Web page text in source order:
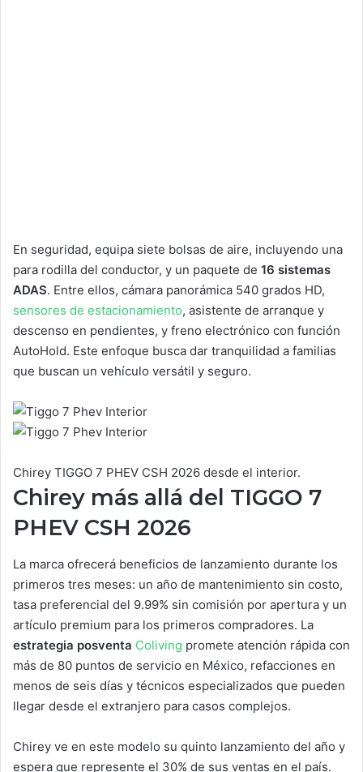
En seguridad, equipa siete bolsas de aire, incluyendo una
para rodilla del conductor, y un paquete de 16 sistemas
ADAS. Entre ellos, cámara panorámica 540 grados HD,
sensores de estacionamiento, asistente de arranque y
descenso en pendientes, y freno electrónico con función
AutoHold. Este enfoque busca dar tranquilidad a familias
que buscan un vehículo versátil y seguro.
Chirey TIGGO 7 PHEV CSH 2026 desde el interior.
Chirey más allá del TIGGO 7
PHEV CSH 2026
La marca ofrecerá beneficios de lanzamiento durante los
primeros tres meses: un año de mantenimiento sin costo,
tasa preferencial del 9.99% sin comisión por apertura y un
artículo premium para los primeros compradores. La
estrategia posventa Coliving promete atención rápida con
más de 80 puntos de servicio en México, refacciones en
menos de seis días y técnicos especializados que pueden
llegar desde el extranjero para casos complejos.
Chirey ve en este modelo su quinto lanzamiento del año y
espera que represente el 30% de sus ventas en el país.